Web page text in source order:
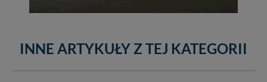
INNE ARTYKUŁY Z TEJ KATEGORII